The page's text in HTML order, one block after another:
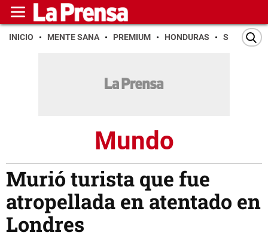
INICIO MENTE SANA PREMIUM HONDURAS SAN PEDRO
Mundo
Murió turista que fue
atropellada en atentado en
Londres